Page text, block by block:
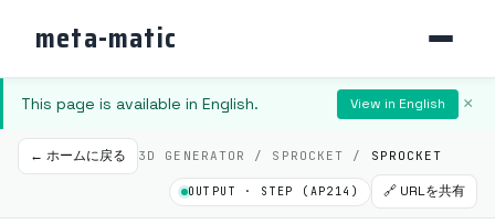
meta-matic
This page is available in English. View in English ×
← ホームに戻る 3D GENERATOR / SPROCKET / SPROCKET
OUTPUT · STEP (AP214) 🔗 URLを共有